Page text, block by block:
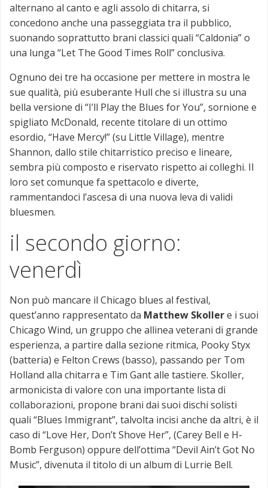
alternano al canto e agli assolo di chitarra, si
concedono anche una passeggiata tra il pubblico,
suonando soprattutto brani classici quali “Caldonia” o
una lunga “Let The Good Times Roll” conclusiva.
Ognuno dei tre ha occasione per mettere in mostra le
sue qualità, più esuberante Hull che si illustra su una
bella versione di “I’ll Play the Blues for You”, sornione e
spigliato McDonald, recente titolare di un ottimo
esordio, “Have Mercy!” (su Little Village), mentre
Shannon, dallo stile chitarristico preciso e lineare,
sembra più composto e riservato rispetto ai colleghi. Il
loro set comunque fa spettacolo e diverte,
rammentandoci l’ascesa di una nuova leva di validi
bluesmen.
il secondo giorno:
venerdì
Non può mancare il Chicago blues al festival,
quest’anno rappresentato da Matthew Skollere i suoi
Chicago Wind, un gruppo che allinea veterani di grande
esperienza, a partire dalla sezione ritmica, Pooky Styx
(batteria) e Felton Crews (basso), passando per Tom
Holland alla chitarra e Tim Gant alle tastiere. Skoller,
armonicista di valore con una importante lista di
collaborazioni, propone brani dai suoi dischi solisti
quali “Blues Immigrant”, talvolta incisi anche da altri, è il
caso di “Love Her, Don’t Shove Her”, (Carey Bell e H-
Bomb Ferguson) oppure dell’ottima “Devil Ain’t Got No
Music”, divenuta il titolo di un album di Lurrie Bell.